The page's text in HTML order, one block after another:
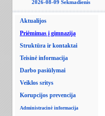
2026-08-09 Sekmadienis
Aktualijos
Priėmimas į gimnaziją
Struktūra ir kontaktai
Teisinė informacija
Darbo pasiūlymai
Veiklos sritys
Korupcijos prevencija
Administracinė informacija